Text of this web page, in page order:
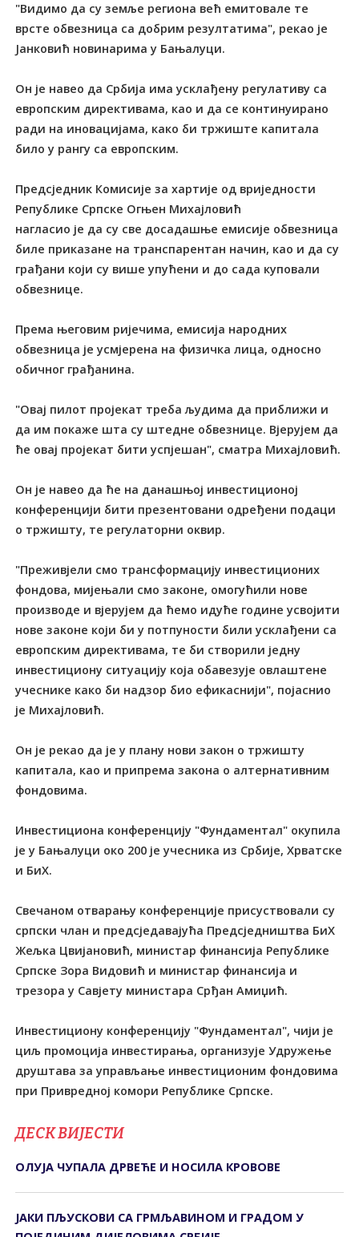
"Видимо да су земље региона већ емитовале те
врсте обвезница са добрим резултатима", рекао је
Јанковић новинарима у Бањалуци.
Он је навео да Србија има усклађену регулативу са
европским директивама, као и да се континуирано
ради на иновацијама, како би тржиште капитала
било у рангу са европским.
Предсједник Комисије за хартије од вриједности
Републике Српске Огњен Михајловић
нагласио је да су све досадашње емисије обвезница
биле приказане на транспарентан начин, као и да су
грађани који су више упућени и до сада куповали
обвезнице.
Према његовим ријечима, емисија народних
обвезница је усмјерена на физичка лица, односно
обичног грађанина.
"Овај пилот пројекат треба људима да приближи и
да им покаже шта су штедне обвезнице. Вјерујем да
ће овај пројекат бити успјешан", сматра Михајловић.
Он је навео да ће на данашњој инвестиционој
конференцији бити презентовани одређени подаци
о тржишту, те регулаторни оквир.
"Преживјели смо трансформацију инвестиционих
фондова, мијењали смо законе, омогућили нове
производе и вјерујем да ћемо идуће године усвојити
нове законе који би у потпуности били усклађени са
европским директивама, те би створили једну
инвестициону ситуацију која обавезује овлаштене
учеснике како би надзор био ефикаснији", појаснио
је Михајловић.
Он је рекао да је у плану нови закон о тржишту
капитала, као и припрема закона о алтернативним
фондовима.
Инвестициона конференцију "Фундаментал" окупила
је у Бањалуци око 200 је учесника из Србије, Хрватске
и БиХ.
Свечаном отварању конференције присуствовали су
српски члан и предсједавајућа Предсједништва БиХ
Жељка Цвијановић, министар финансија Републике
Српске Зора Видовић и министар финансија и
трезора у Савјету министара Срђан Амиџић.
Инвестициону конференцију "Фундаментал", чији је
циљ промоција инвестирања, организује Удружење
друштава за управљање инвестиционим фондовима
при Привредној комори Републике Српске.
ДЕСК ВИЈЕСТИ
ОЛУЈА ЧУПАЛА ДРВЕЋЕ И НОСИЛА КРОВОВЕ
ЈАКИ ПЉУСКОВИ СА ГРМЉАВИНОМ И ГРАДОМ У